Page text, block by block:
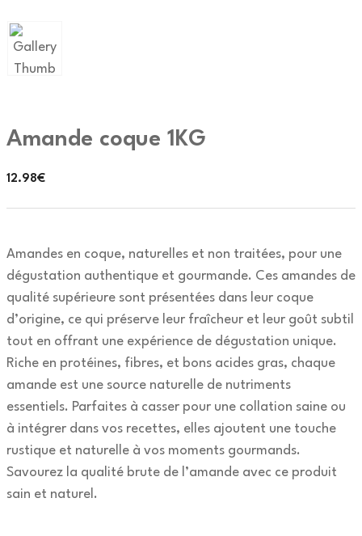
Amande coque 1KG
12.98€
Amandes en coque, naturelles et non traitées, pour une
dégustation authentique et gourmande. Ces amandes de
qualité supérieure sont présentées dans leur coque
d’origine, ce qui préserve leur fraîcheur et leur goût subtil
tout en offrant une expérience de dégustation unique.
Riche en protéines, fibres, et bons acides gras, chaque
amande est une source naturelle de nutriments
essentiels. Parfaites à casser pour une collation saine ou
à intégrer dans vos recettes, elles ajoutent une touche
rustique et naturelle à vos moments gourmands.
Savourez la qualité brute de l’amande avec ce produit
sain et naturel.